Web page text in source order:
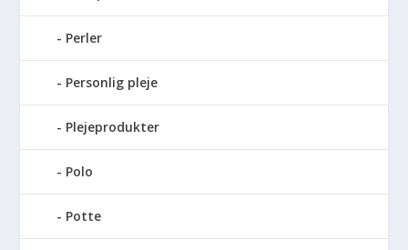
Perler
Personlig pleje
Plejeprodukter
Polo
Potte